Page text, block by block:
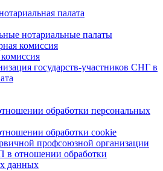
палата
нотариальные палаты
комиссия
государств-участников СНГ в
обработки персональных
обработки cookie
профсоюзной организации
в отношении обработки
данных